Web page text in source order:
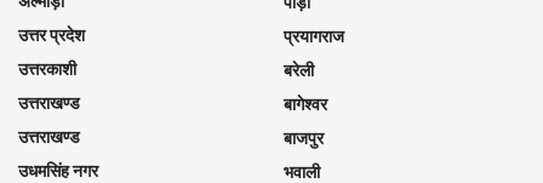
उत्तर प्रदेश
उत्तरकाशी
उत्तराखण्ड
उत्तराखण्ड
उधमसिंह नगर
प्रयागराज
बरेली
बागेश्वर
बाजपुर
भवाली